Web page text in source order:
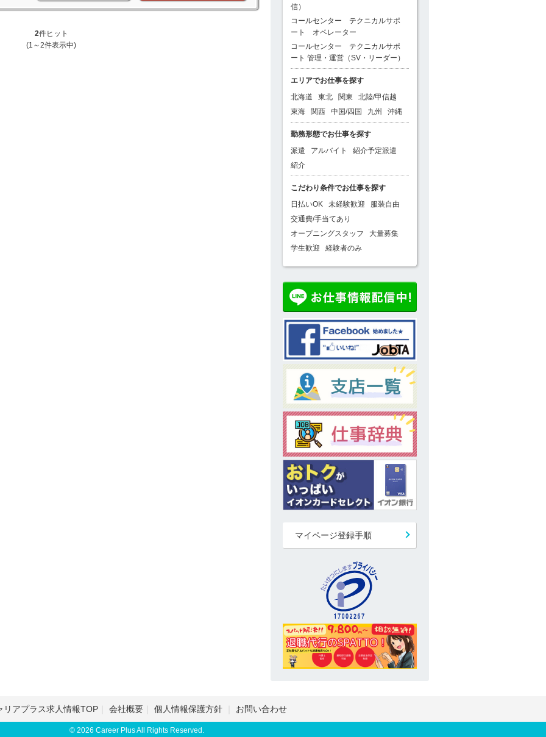
2件ヒット
(1～2件表示中)
信）
コールセンター テクニカルサポ
ート オペレーター
コールセンター テクニカルサポ
ート 管理・運営（SV・リーダー）
エリアでお仕事を探す
北海道
東北 関東
北陸/甲信越
東海
関西 中国/四国 九州 沖縄
勤務形態でお仕事を探す
派遣
アルバイト
紹介予定派遣
紹介
こだわり条件でお仕事を探す
日払いOK
未経験歓迎
服装自由
交通費/手当てあり
オープニングスタッフ
大量募集
学生歓迎
経験者のみ
マイページ登録手順
リアプラス求人情報TOP 会社概要 個人情報保護方針 お問い合わせ
© 2026 Career Plus All Rights Reserved.